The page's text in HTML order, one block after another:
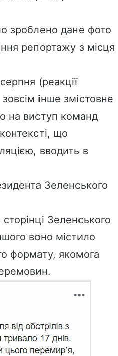
зроблено дане фото
репортажу з місця
(реакції
інше змістовне
на виступ команд
що
вводить в
Зеленського
Зеленського
воно містило
формату, якомога